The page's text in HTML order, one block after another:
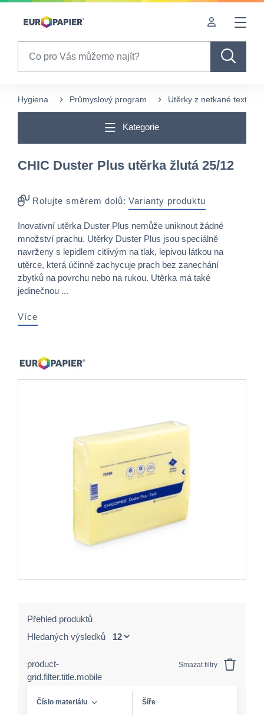
Table Of Content
Hygiena Průmyslový program Utěrky z netkané textílie
Kategorie
CHIC Duster Plus utěrka žlutá 25/12
Rolujte směrem dolů: Varianty produktu
Inovativní utěrka Duster Plus nemůže uniknout žádné
množství prachu. Utěrky Duster Plus jsou speciálně
navrženy s lepidlem citlivým na tlak, lepivou látkou na
utěrce, která účinně zachycuje prach bez zanechání
zbytků na povrchu nebo na rukou. Utěrka má také
jedinečnou ...
Více
Přehled produktů
Hledaných výsledků
product-
grid.filter.title.mobile
Smazat filtry
Číslo materiálu Šíře